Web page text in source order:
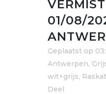
01/08/
Geplaatst op
Antwerpen,
wit+grijs,
Deel